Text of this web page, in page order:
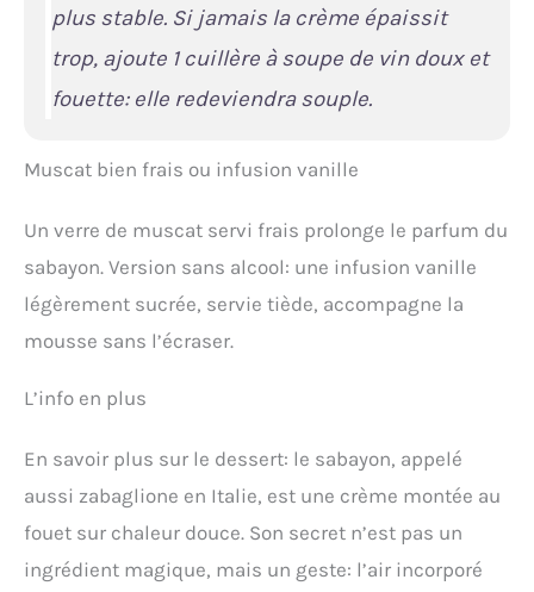
plus stable. Si jamais la crème épaissit
trop, ajoute 1 cuillère à soupe de vin doux et
fouette: elle redeviendra souple.
Muscat bien frais ou infusion vanille
Un verre de muscat servi frais prolonge le parfum du
sabayon. Version sans alcool: une infusion vanille
légèrement sucrée, servie tiède, accompagne la
mousse sans l’écraser.
L’info en plus
En savoir plus sur le dessert: le sabayon, appelé
aussi zabaglione en Italie, est une crème montée au
fouet sur chaleur douce. Son secret n’est pas un
ingrédient magique, mais un geste: l’air incorporé